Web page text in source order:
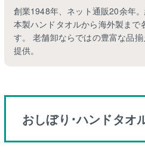
創業1948年、ネット通販20余年
本製ハンドタオルから海外製まで
す。 老舗卸ならではの豊富な品
提供。
おしぼり･ハンドタオ